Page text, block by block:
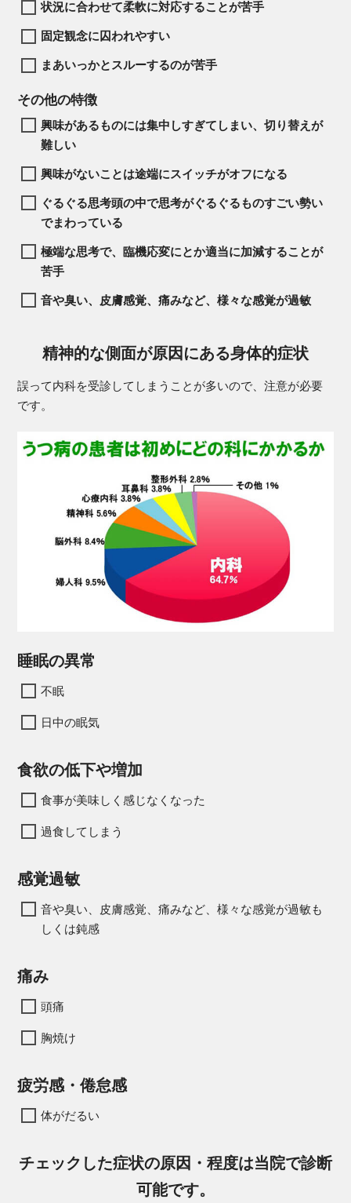
状況に合わせて柔軟に対応することが苦手
固定観念に囚われやすい
まあいっかとスルーするのが苦手
その他の特徴
興味があるものには集中しすぎてしまい、切り替えが
難しい
興味がないことは途端にスイッチがオフになる
ぐるぐる思考頭の中で思考がぐるぐるものすごい勢い
でまわっている
極端な思考で、臨機応変にとか適当に加減することが
苦手
音や臭い、皮膚感覚、痛みなど、様々な感覚が過敏
精神的な側面が原因にある身体的症状
誤って内科を受診してしまうことが多いので、注意が必要
です。
睡眠の異常
不眠
日中の眠気
食欲の低下や増加
食事が美味しく感じなくなった
過食してしまう
感覚過敏
音や臭い、皮膚感覚、痛みなど、様々な感覚が過敏も
しくは鈍感
痛み
頭痛
胸焼け
疲労感・倦怠感
体がだるい
チェックした症状の原因・程度は当院で診断
可能です。